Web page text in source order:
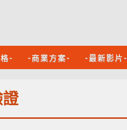
- -商業方案- -最新影片-